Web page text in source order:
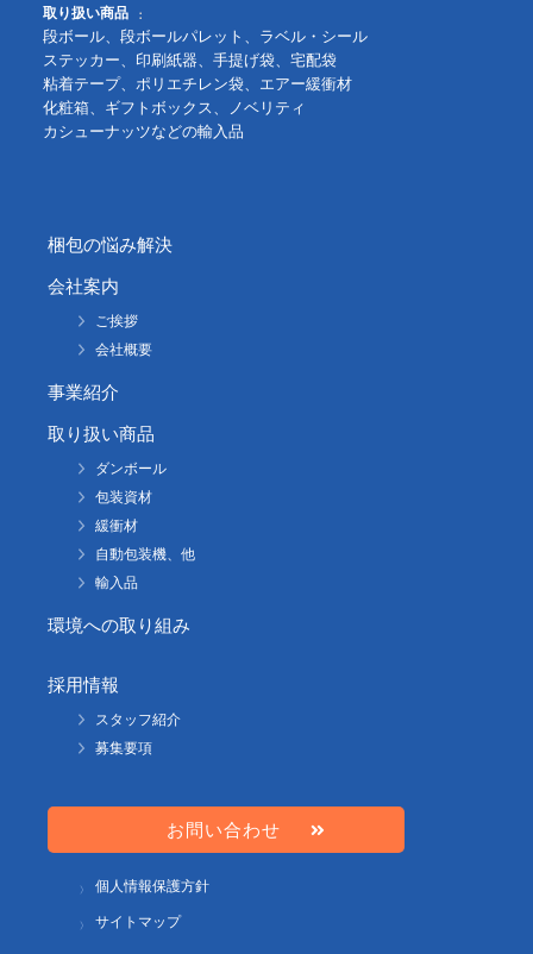
取り扱い商品
段ボール、段ボールパレット、ラベル・シール
ステッカー、印刷紙器、手提げ袋、宅配袋
粘着テープ、ポリエチレン袋、エアー緩衝材
化粧箱、ギフトボックス、ノベリティ
カシューナッツなどの輸入品
梱包の悩み解決
会社案内
ご挨拶
会社概要
事業紹介
取り扱い商品
ダンボール
包装資材
緩衝材
自動包装機、他
輸入品
環境への取り組み
採用情報
スタッフ紹介
募集要項
お問い合わせ
個人情報保護方針
サイトマップ